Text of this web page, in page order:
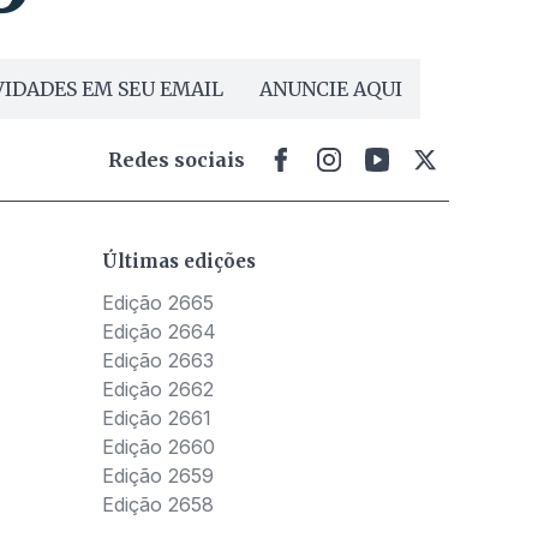
EM SEU EMAIL ANUNCIE AQUI
Redes sociais
Últimas edições
Edição 2665
Edição 2664
Edição 2663
Edição 2662
Edição 2661
Edição 2660
Edição 2659
Edição 2658